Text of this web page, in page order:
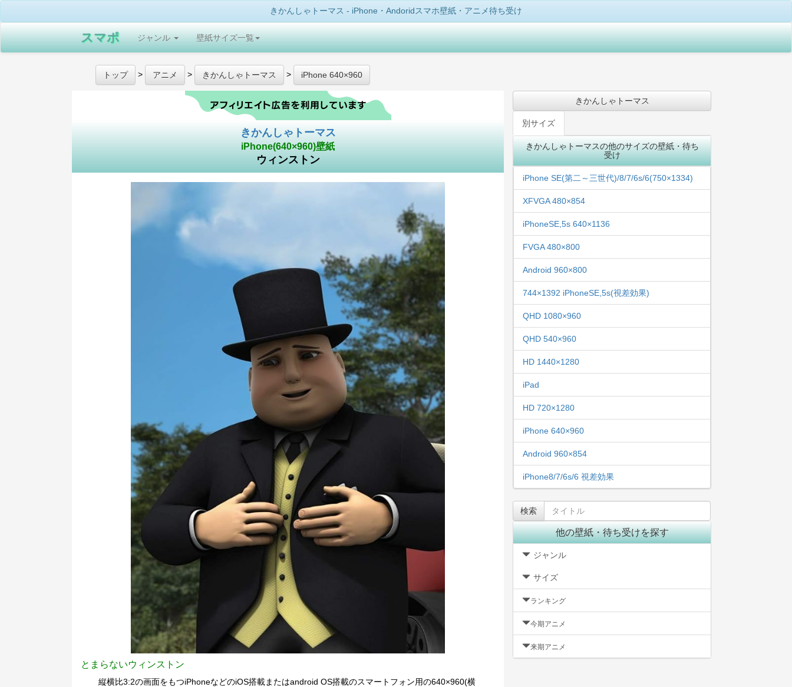
きかんしゃトーマス - iPhone・Andoridスマホ壁紙・アニメ待ち受け
スマポ ジャンル 壁紙サイズ一覧
トップ > アニメ > きかんしゃトーマス > iPhone 640×960
きかんしゃトーマス
iPhone(640×960)壁紙
ウィンストン
とまらないウィンストン
縦横比3:2の画面をもつiPhoneなどのiOS搭載またはandroid OS搭載のスマートフォン用の640×960(横
きかんしゃトーマス
別サイズ
きかんしゃトーマスの他のサイズの壁紙・待ち
受け
iPhone SE(第二～三世代)/8/7/6s/6(750×1334)
XFVGA 480×854
iPhoneSE,5s 640×1136
FVGA 480×800
Android 960×800
744×1392 iPhoneSE,5s(視差効果)
QHD 1080×960
QHD 540×960
HD 1440×1280
iPad
HD 720×1280
iPhone 640×960
Android 960×854
iPhone8/7/6s/6 視差効果
他の壁紙・待ち受けを探す
ジャンル
サイズ
ランキング
今期アニメ
来期アニメ